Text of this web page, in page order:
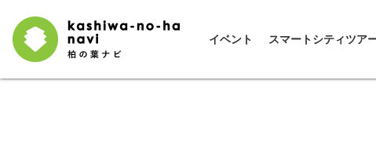
イベント スマートシティツア